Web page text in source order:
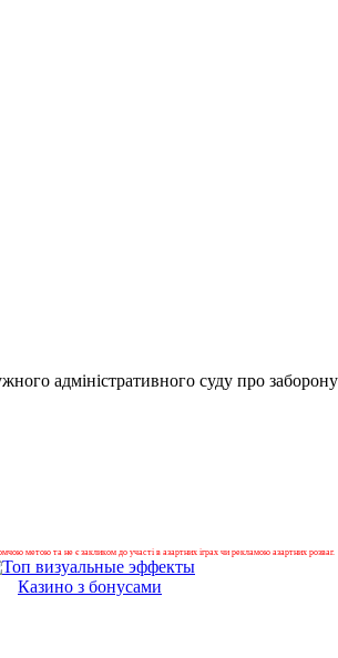
адміністративного суду про
метою та не є закликом до участі в азартних іграх чи рекламою азартних розваг.
Казино з бонусами